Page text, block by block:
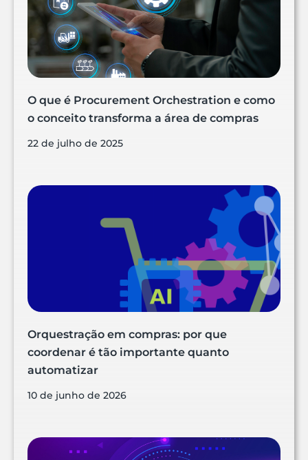
O que é Procurement Orchestration e como
o conceito transforma a área de compras
22 de julho de 2025
Orquestração em compras: por que
coordenar é tão importante quanto
automatizar
10 de junho de 2026